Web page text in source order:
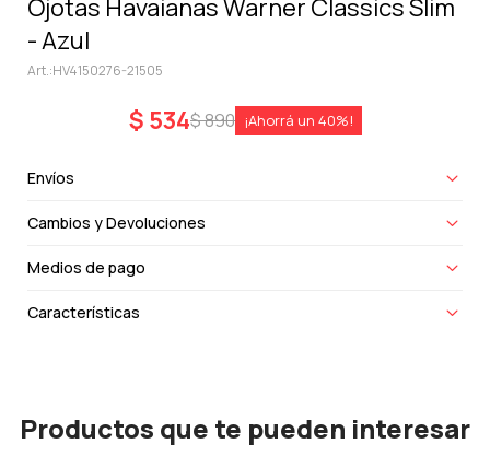
Ojotas Havaianas Warner Classics Slim
- Azul
HV4150276-21505
$ 534$890 40
Envíos
Cambios y Devoluciones
Medios de pago
Características
Productos que te pueden interesar